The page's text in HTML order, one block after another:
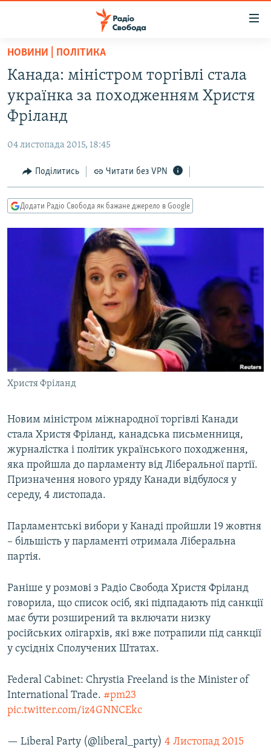
Перейти
основного
матеріалу
Перейти
до
основної
Перейти
до
пошуку
ВСЕ ЗА ДОБУ
СТАТТІ
ЕКОНОМІКА
СУСПІЛЬСТВО
РОСІЙСЬКА «ФІЛЬТРАЦІЯ»
ДОНБАС.РЕАЛІЇ
ТИ ЯК?
КИТАЙ.ВИКЛИКИ
МУЛЬТИМЕДІА
СПЕЦПРОЄКТИ
ПОДКАСТИ
КРИМ РЕАЛІЇ
УКР
КТАТ
ДОЛУЧАЙСЯ!
Усі сайти RFE/RL
НОВИНИ | ПОЛІТИКА
Канада: міністром торгівлі стала
українка за походженням Христя
Фріланд
04 листопада 2015, 18:45
Поділитись Читати без VPN
Додати Радіо Свобода як бажане джерело в Google
Христя Фріланд
Новим міністром міжнародної торгівлі Канади
стала Христя Фріланд, канадська письменниця,
журналістка і політик українського походження,
яка пройшла до парламенту від Ліберальної партії.
Призначення нового уряду Канади відбулося у
середу, 4 листопада.
Парламентські вибори у Канаді пройшли 19 жовтня
– більшість у парламенті отримала Ліберальна
партія.
Раніше у розмові з Радіо Свобода Христя Фріланд
говорила, що список осіб, які підпадають під санкції
має бути розширений та включати низку
російських олігархів, які вже потрапили під санкції
у сусідніх Сполучених Штатах.
Federal Cabinet: Chrystia Freeland is the Minister of
International Trade. #pm23
pic.twitter.com/iz4GNNCEkc
— Liberal Party (@liberal_party) 4 Листопад 2015